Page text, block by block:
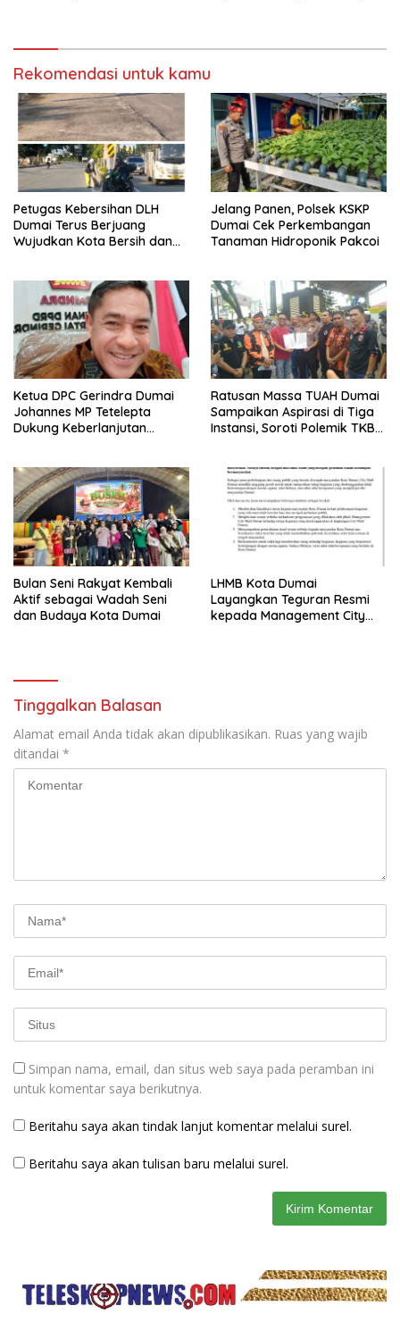
Rekomendasi untuk kamu
Petugas Kebersihan DLH
Dumai Terus Berjuang
Wujudkan Kota Bersih dan
Jelang Panen, Polsek KSKP
Dumai Cek Perkembangan
Tanaman Hidroponik Pakcoi
Ketua DPC Gerindra Dumai
Johannes MP Tetelepta
Dukung Keberlanjutan
Ratusan Massa TUAH Dumai
Sampaikan Aspirasi di Tiga
Instansi, Soroti Polemik TKBM
Bulan Seni Rakyat Kembali
Aktif sebagai Wadah Seni
dan Budaya Kota Dumai
LHMB Kota Dumai
Layangkan Teguran Resmi
kepada Management City
Tinggalkan Balasan
Alamat email Anda tidak akan dipublikasikan. Ruas yang wajib
ditandai *
Simpan nama, email, dan situs web saya pada peramban ini
untuk komentar saya berikutnya.
Beritahu saya akan tindak lanjut komentar melalui surel.
Beritahu saya akan tulisan baru melalui surel.